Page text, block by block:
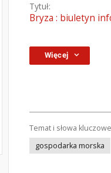
Tytuł:
Bryza : biuletyn
Więcej
Temat i słowa
gospodarka morska